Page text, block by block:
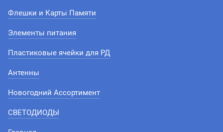
Флешки и Карты Памяти
Элементы питания
Пластиковые ячейки для РД
Антенны
Новогодний Ассортимент
СВЕТОДИОДЫ